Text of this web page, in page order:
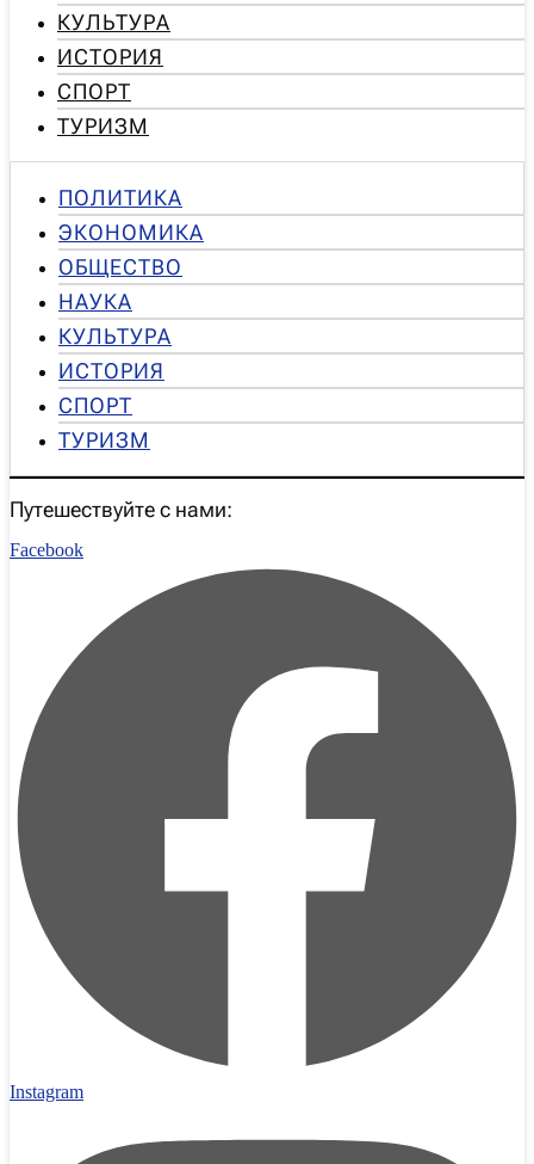
КУЛЬТУРА
ИСТОРИЯ
СПОРТ
ТУРИЗМ
ПОЛИТИКА
ЭКОНОМИКА
ОБЩЕСТВО
НАУКА
КУЛЬТУРА
ИСТОРИЯ
СПОРТ
ТУРИЗМ
Путешествуйте с нами:
Facebook
Instagram